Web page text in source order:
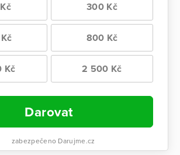
300 Kč
800 Kč
Kč 2 500 Kč
Darovat
zabezpečeno Darujme.cz